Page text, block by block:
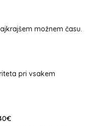
možnem času.
pri vsakem